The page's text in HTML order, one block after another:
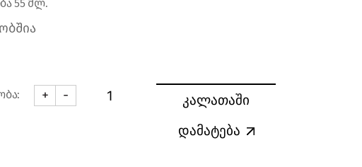
55 მლ.
ჭიქა RB Shooter 55 მლ. quantity
-
+
კალათაში
დამატება